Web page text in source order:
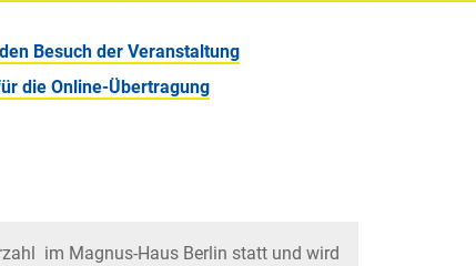
Besuch der Veranstaltung
die Online-Übertragung
im Magnus-Haus Berlin statt und wird